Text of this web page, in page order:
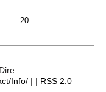
… 20
Info/| | RSS 2.0